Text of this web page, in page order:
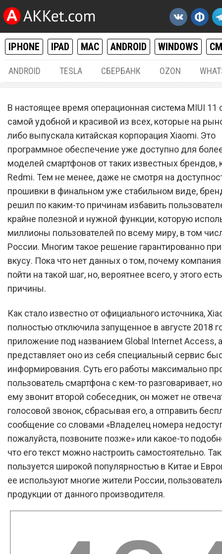
IPHONE IPAD MAC ANDROID WINDOWS
ANDROID TESLA СБЕРБАНК OZON
Xiaomi убрала из
11 популярную функцию,
которую используют
пользователей
В настоящее время операционная система MIUI 11
самой удобной и красивой из всех, которые на
либо выпускала китайская корпорация Xiaomi. Это
программное обеспечение уже доступно для
моделей смартфонов от таких известных брендов,
Redmi. Тем не менее, даже не смотря на
прошивки в финальном уже стабильном виде,
решил по каким-то причинам избавить
крайне полезной и нужной функции, которую
миллионы пользователей по всему миру, в том
России. Многим такое решение гарантированно
вкусу. Пока что нет данных о том, почему
пойти на такой шаг, но, вероятнее всего, у этого
причины.
Как стало известно от официального источника,
полностью отключила запущенное в августе 2018
приложение под названием Global Internet Access, а
представляет оно из себя специальный сервис
информирования. Суть его работы максимально
пользователь смартфона с кем-то разговаривает,
ему звонит второй собеседник, он может не
голосовой звонок, сбрасывая его, а отправить
сообщение со словами «Владелец номера
пожалуйста, позвоните позже» или какое-то
что его текст можно настроить самостоятельно.
пользуется широкой популярностью в Китае и
ее используют многие жители России,
продукции от данного производителя.